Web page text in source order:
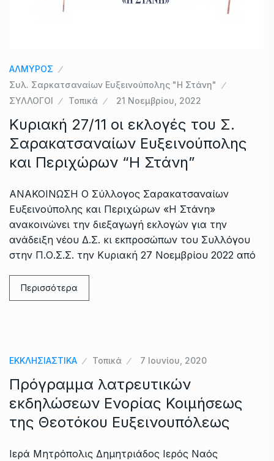
ΑΛΜΥΡΟΣ
Συλ. Σαρκατσαναίων Ευξεινούπολης "Η Στάνη"
ΣΥΛΛΟΓΟΙ
Τοπικά 21 Νοεμβρίου, 2022
Κυριακή 27/11 οι εκλογές του Σ.
Σαρακατσαναίων Ευξεινούπολης
και Περιχώρων “Η Στάνη”
ΑΝΑΚΟΙΝΩΣΗ Ο Σύλλογος Σαρακατσαναίων
Ευξεινούπολης και Περιχώρων «Η Στάνη»
ανακοινώνει την διεξαγωγή εκλογών για την
ανάδειξη νέου Δ.Σ. κι εκπροσώπων του Συλλόγου
στην Π.Ο.Σ.Σ. την Κυριακή 27 Νοεμβρίου 2022 από
Περισσότερα
ΕΚΚΛΗΣΙΑΣΤΙΚΑ Τοπικά 7 Ιουνίου, 2020
Πρόγραμμα λατρευτικών
εκδηλώσεων Ενορίας Κοιμήσεως
της Θεοτόκου Ευξεινουπόλεως
Ιερά Μητρόπολις Δημητριάδος Ιερός Ναός